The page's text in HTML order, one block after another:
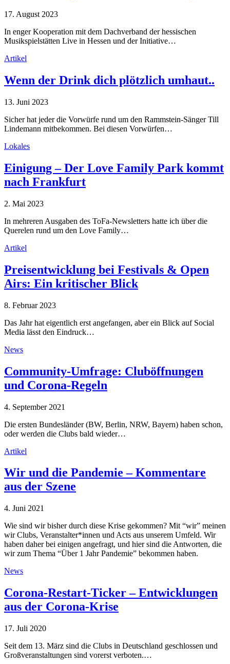
17. August 2023
In enger Kooperation mit dem Dachverband der hessischen
Musikspielstätten Live in Hessen und der Initiative…
Artikel
Wenn der Drink dich plötzlich umhaut..
13. Juni 2023
Sicher hat jeder die Vorwürfe rund um den Rammstein-Sänger Till
Lindemann mitbekommen. Bei diesen Vorwürfen…
Lokales
Einigung – Der Love Family Park kommt
nach Frankfurt
2. Mai 2023
In mehreren Ausgaben des ToFa-Newsletters hatte ich über die
Querelen rund um den Love Family…
Artikel
Preisentwicklung bei Festivals & Open
Airs: Ein kritischer Blick
8. Februar 2023
Das Jahr hat eigentlich erst angefangen, aber ein Blick auf Social
Media lässt den Eindruck…
News
Community-Umfrage: Cluböffnungen
und Corona-Regeln
4. September 2021
Die ersten Bundesländer (BW, Berlin, NRW, Bayern) haben schon,
oder werden die Clubs bald wieder…
Artikel
Wir und die Pandemie – Kommentare
aus der Szene
4. Juni 2021
Wie sind wir bisher durch diese Krise gekommen? Mit “wir” meinen
wir Clubs, Veranstalter*innen und Acts aus unserem Umfeld. Wir
haben daher bei einigen angefragt, und hier sind die Antworten, die
wir zum Thema “Über 1 Jahr Pandemie” bekommen haben.
News
Corona-Restart-Ticker – Entwicklungen
aus der Corona-Krise
17. Juli 2020
Seit dem 13. März sind die Clubs in Deutschland geschlossen und
Großveranstaltungen sind vorerst verboten.…